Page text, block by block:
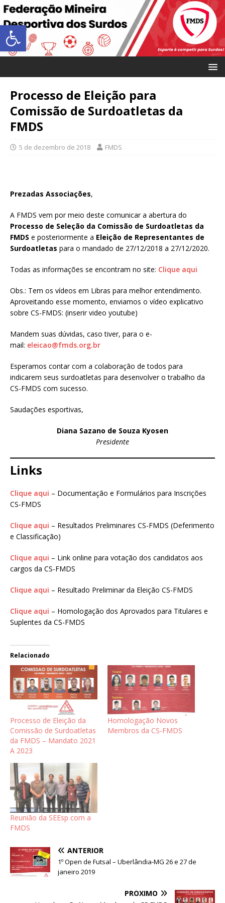
Abrir a barra de ferramentas
Processo de Eleição para
Comissão de Surdoatletas da
FMDS
5 de dezembro de 2018 FMDS
Prezadas Associações,
A FMDS vem por meio deste comunicar a abertura do
Processo de Seleção da Comissão de Surdoatletas da
FMDS e posteriormente a Eleição de Representantes de
Surdoatletas para o mandado de 27/12/2018 a 27/12/2020.
Todas as informações se encontram no site: Clique aqui
Obs.: Tem os vídeos em Libras para melhor entendimento.
Aproveitando esse momento, enviamos o vídeo explicativo
sobre CS-FMDS: (inserir video youtube)
Mandem suas dúvidas, caso tiver, para o e-
mail: eleicao@fmds.org.br
Esperamos contar com a colaboração de todos para
indicarem seus surdoatletas para desenvolver o trabalho da
CS-FMDS com sucesso.
Saudações esportivas,
Diana Sazano de Souza Kyosen
Presidente
Links
Clique aqui – Documentação e Formulários para Inscrições
CS-FMDS
Clique aqui – Resultados Preliminares CS-FMDS (Deferimento
e Classificação)
Clique aqui – Link online para votação dos candidatos aos
cargos da CS-FMDS
Clique aqui – Resultado Preliminar da Eleição CS-FMDS
Clique aqui – Homologação dos Aprovados para Titulares e
Suplentes da CS-FMDS
Relacionado
Processo de Eleição da
Comissão de Surdoatletas
da FMDS – Mandato 2021
A 2023
Homologação Novos
Membros da CS-FMDS
Reunião da SEEsp com a
FMDS
ANTERIOR
1º Open de Futsal – Uberlândia-MG 26 e 27 de
janeiro 2019
PRÓXIMO